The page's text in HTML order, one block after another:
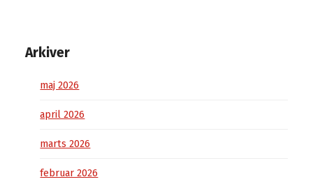
Arkiver
maj 2026
april 2026
marts 2026
februar 2026